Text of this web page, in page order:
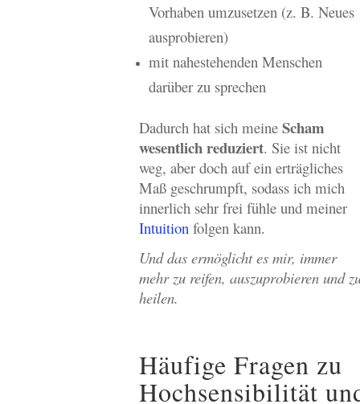
Vorhaben umzusetzen (z. B. Neues
ausprobieren)
mit nahestehenden Menschen
darüber zu sprechen
Dadurch hat sich meine Scham
wesentlich reduziert. Sie ist nicht
weg, aber doch auf ein erträgliches
Maß geschrumpft, sodass ich mich
innerlich sehr frei fühle und meiner
Intuition folgen kann.
Und das ermöglicht es mir, immer
mehr zu reifen, auszuprobieren und
heilen.
Häufige Fragen zu
Hochsensibilität